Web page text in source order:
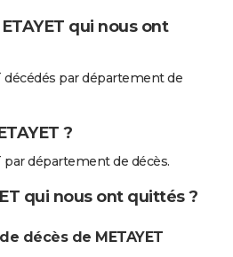
qui nous ont
décédés par département de
?
par département de décès.
qui nous ont quittés ?
décès de METAYET